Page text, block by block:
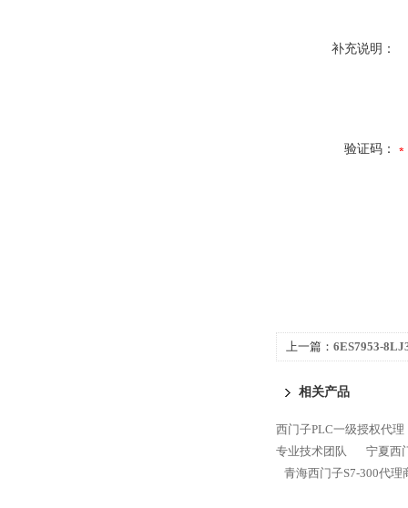
补充说明：
验证码：
上一篇： 6ES7953-
相关产品
西门子PLC一级授权代理
专业技术团队
宁夏西
青海西门子S7-300代理